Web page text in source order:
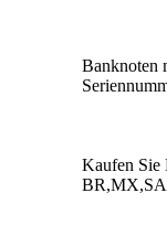
Banknoten
Kaufen Sie